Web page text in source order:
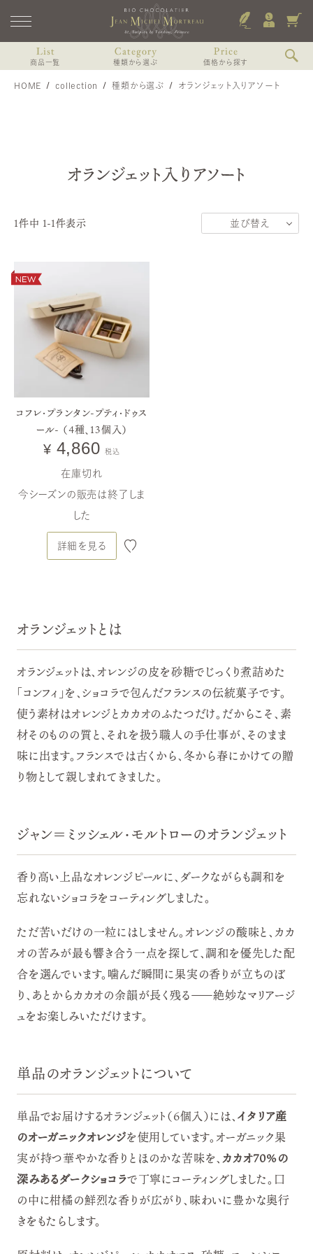
List
商品一覧
13個入（焼き菓子、ショコラ）
マリアージュ
VOYAGE, Voyages
gourmands
ヴォヤージュ ／ ヴォヤージュ・グルモン
Category
種類から選ぶ
ショコラのみのアソート
オランジェット入りアソート
Price
価格から探す
6,000円以上
HOME collection 種類から選ぶ オランジェット入りアソート
オランジェット入りアソート
並び替え
1件中 1-1件表示
コフレ・プランタン-プティ・ドゥス
ール- （4種、13個入）
¥ 4,860 税込
在庫切れ
今シーズンの販売は終了しま
した
詳細を見る
オランジェットとは
オランジェットは、オレンジの皮を砂糖でじっくり煮詰めた
「コンフィ」を、ショコラで包んだフランスの伝統菓子です。
使う素材はオレンジとカカオのふたつだけ。だからこそ、素
材そのものの質と、それを扱う職人の手仕事が、そのまま
味に出ます。フランスでは古くから、冬から春にかけての贈
り物として親しまれてきました。
ジャン＝ミッシェル・モルトローのオランジェット
香り高い上品なオレンジピールに、ダークながらも調和を
忘れないショコラをコーティングしました。
ただ苦いだけの一粒にはしません。オレンジの酸味と、カカ
オの苦みが最も響き合う一点を探して、調和を優先した配
合を選んでいます。噛んだ瞬間に果実の香りが立ちのぼ
り、あとからカカオの余韻が長く残る——絶妙なマリアージ
ュをお楽しみいただけます。
単品のオランジェットについて
単品でお届けするオランジェット（6個入）には、イタリア産
のオーガニックオレンジを使用しています。オーガニック果
実が持つ華やかな香りとほのかな苦味を、カカオ70%の
深みあるダークショコラで丁寧にコーティングしました。口
の中に柑橘の鮮烈な香りが広がり、味わいに豊かな奥行
きをもたらします。